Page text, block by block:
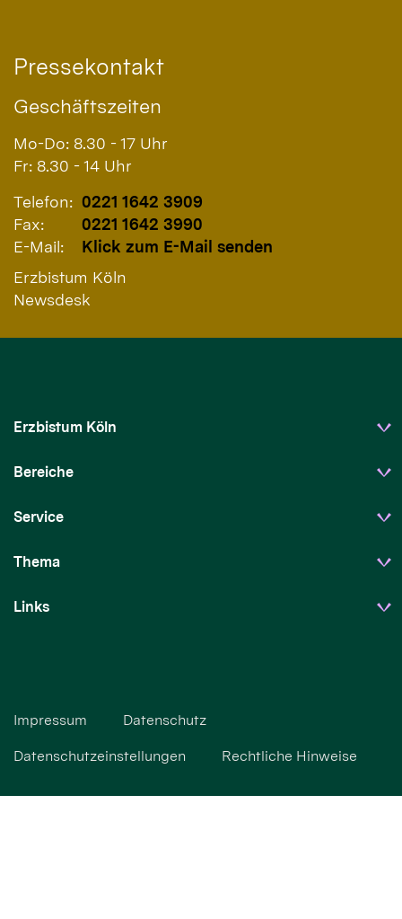
Pressekontakt
Geschäftszeiten
Mo-Do: 8.30 - 17 Uhr
Fr: 8.30 - 14 Uhr
Telefon: 0221 1642 3909
Fax:
0221 1642 3990
E-Mail:
Klick zum E-Mail senden
Erzbistum Köln
Newsdesk
Erzbistum Köln
Bereiche
Service
Thema
Links
Impressum Datenschutz
Datenschutzeinstellungen Rechtliche Hinweise